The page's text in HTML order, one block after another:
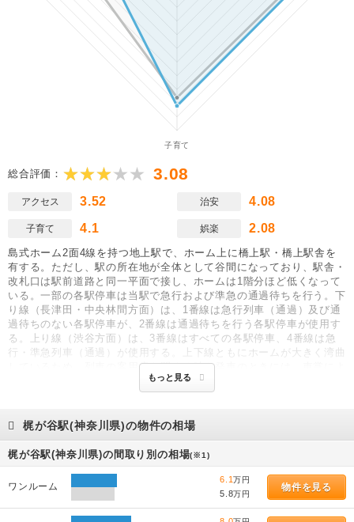
総合評価： 3.08
アクセス 3.52 治安 4.08
子育て 4.1 娯楽 2.08
島式ホーム2面4線を持つ地上駅で、ホーム上に橋上駅・橋上駅舎を
有する。ただし、駅の所在地が全体として谷間になっており、駅舎・
改札口は駅前道路と同一平面で接し、ホームは1階分ほど低くなって
いる。一部の各駅停車は当駅で急行および準急の通過待ちを行う。下
り線（長津田・中央林間方面）は、1番線は急行列車（通過）及び通
過待ちのない各駅停車が、2番線は通過待ちを行う各駅停車が使用す
る。上り線（渋谷方面）は、3番線はすべての各駅停車、4番線は急
行・準急列車（通過）が使用する。上下線ともにホームが大きく湾曲
しているため、列車の客用扉を閉める時や発車のときには、車掌によ
るモニター監視ではなく、駅の信号扱所内にいる駅員がホームをモニ
ターで監視し、車掌に戸閉め・発車の合図を送っている。そのための
の駅改良工事により、4番線は通過専用線に変更された。乗客から完
全に分離するため、ホーム上には安全柵が設置されている。方面標識
には「ご乗車になれません」と表記され、黄色い視覚障害者誘導用ブ
線についての案内や自動アナウンスも廃止され、列車通過時は列車案
内表示板に「4番線に電車がまいります。」表示と警告音の鳴動のみ
に変更された（駅員によるアナウンスがある場合もある）。宮崎台寄
もっと見る
梶が谷駅(神奈川県)の物件の相場
梶が谷駅(神奈川県)の間取り別の相場(※1)
ワンルーム
6.1万円
5.8万円
物件を見る